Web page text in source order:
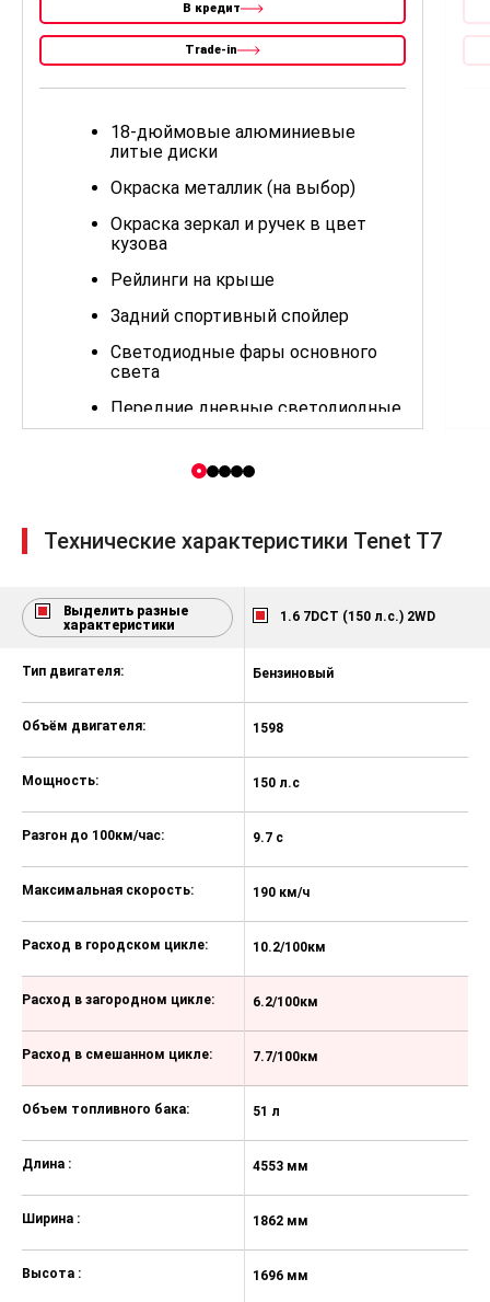
В кредит
Trade-in
18-дюймовые алюминиевые
литые диски
Окраска металлик (на выбор)
Окраска зеркал и ручек в цвет
кузова
Рейлинги на крыше
Задний спортивный спойлер
Светодиодные фары основного
света
Передние дневные светодиодные
ходовые огни
Светодиодные задние фонари
Боковые зеркала с электрической
регулировкой и обогревом
Иммобилайзер - электронное
Задние датчики парковки
Камера заднего вида
Система мониторинга давления и
температуры в шинах (TMPS)
Антиблокировочная тормозная
система (ABS)
Система стабилизации курсовой
устойчивости (ESC)
Подушки безопасности водителя и
переднего пассажира
Боковые передние подушки
безопасности
Передние ремни безопасности с
регулировкой по высоте
Система удержания детских
кресел Isofix для задних сидений
Блокировка замков задних дверей
от открывания детьми (детский
Датчик света и датчик дождя
фар (Follow me home)
Технические характеристики Tenet T7
Выделить разные
характеристики
1.6 7DCT (150 л.с.) 2WD
Тип двигателя:
Объём двигателя:
Мощность:
Разгон до 100км/час:
Максимальная скорость:
Расход в городском цикле:
Расход в загородном цикле:
Расход в смешанном цикле:
Объем топливного бака:
Длина :
Ширина :
Высота :
Бензиновый
1598
150 л.с
9.7 с
190 км/ч
10.2/100км
6.2/100км
7.7/100км
51 л
4553 мм
1862 мм
1696 мм